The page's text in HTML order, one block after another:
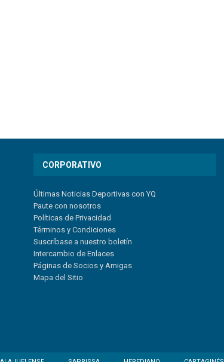
CORPORATIVO
Últimas Noticias Deportivas con YQ
Paute con nosotros
Políticas de Privacidad
Términos y Condiciones
Suscríbase a nuestro boletín
Intercambio de Enlaces
Páginas de Socios y Amigas
Mapa del Sitio